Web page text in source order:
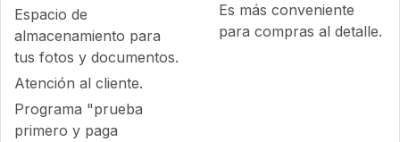
Espacio de
almacenamiento para
tus fotos y documentos.
Atención al cliente.
Programa "prueba
primero y paga
Es más conveniente
para compras al detalle.